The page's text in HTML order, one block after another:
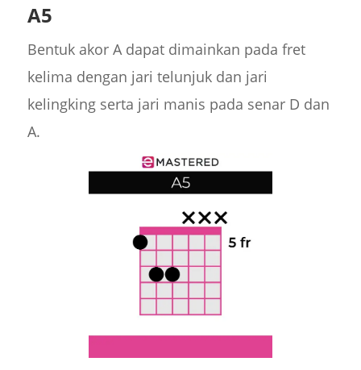
A5
Bentuk akor A dapat dimainkan pada fret
kelima dengan jari telunjuk dan jari
kelingking serta jari manis pada senar D dan
A.